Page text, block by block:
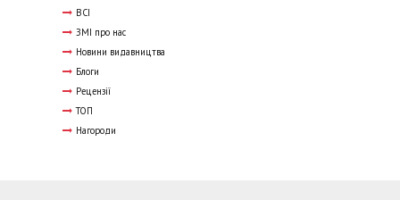
ВСІ
ЗМІ про нас
Новини видавництва
Блоги
Рецензії
ТОП
Нагороди